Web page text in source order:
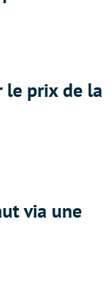
le prix de la
via une